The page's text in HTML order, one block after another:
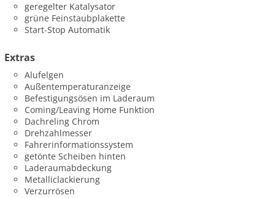
geregelter Katalysator
grüne Feinstaubplakette
Start-Stop Automatik
Extras
Alufelgen
Außentemperaturanzeige
Befestigungsösen im Laderaum
Coming/Leaving Home Funktion
Dachreling Chrom
Drehzahlmesser
Fahrerinformationssystem
getönte Scheiben hinten
Laderaumabdeckung
Metalliclackierung
Verzurrösen